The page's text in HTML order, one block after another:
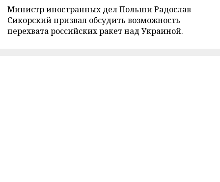
Министр иностранных дел Польши Радослав
Сикорский призвал обсудить возможность
перехвата российских ракет над Украиной.